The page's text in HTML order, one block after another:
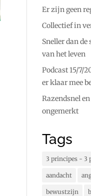
Er zijn geen
Collectief in
Sneller dan de
van het leven
Podcast 15/7/
er klaar mee
Razendsnel en
ongemerkt
Tags
3 principes - 3
aandacht
bewustzijn